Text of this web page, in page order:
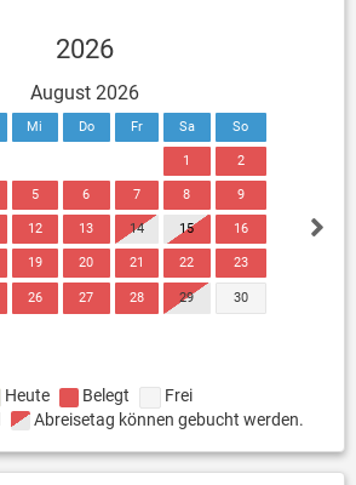
2026
August 2026
Mi Do Fr Sa So
1 2
5 6 7 8 9
12 13 14 15 16
19 20 21 22 23
26 27 28 29 30
Heute Belegt
Frei
Abreisetag können gebucht werden.